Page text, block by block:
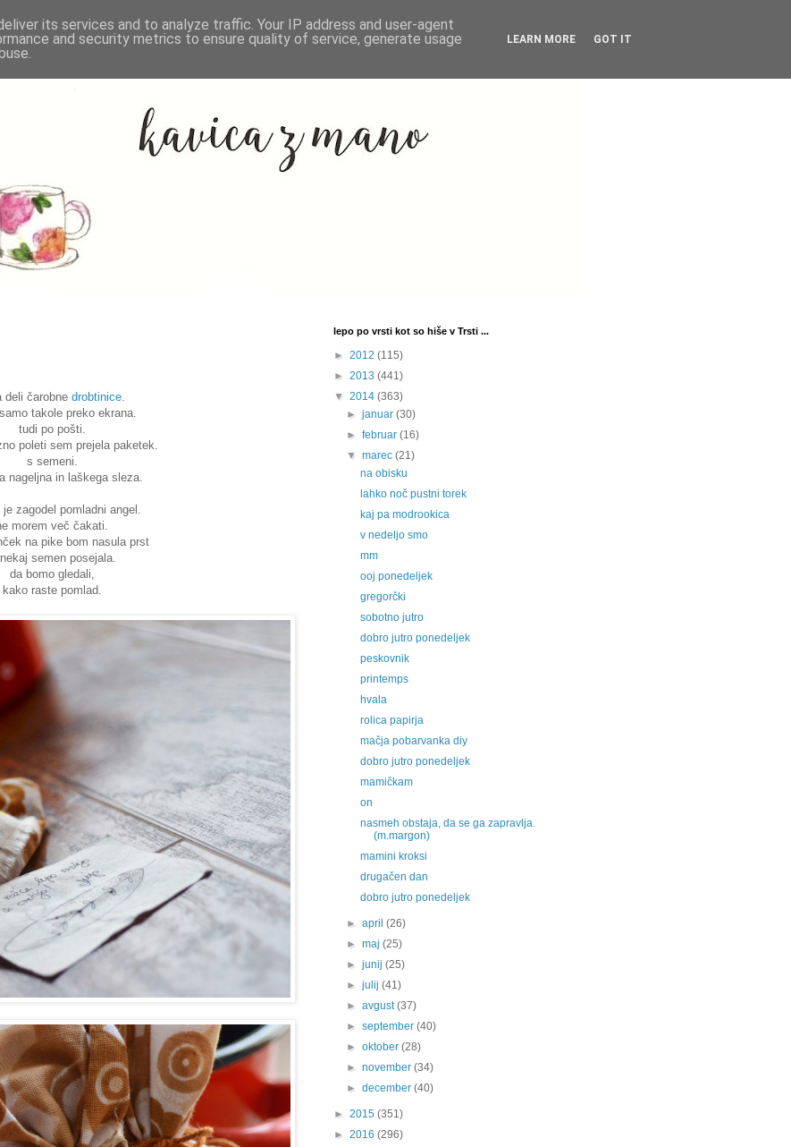
deli čarobne drobtinice
takole preko ekrana.
tudi po pošti.
poleti sem prejela paketek.
s semeni.
nageljna in laškega sleza.
zagodel pomladni angel.
morem več čakati.
na pike bom nasula prst
semen posejala.
da bomo gledali,
kako raste pomlad.
lepo po vrsti kot so hiše v Trsti ...
► 2012 (115)
► 2013 (441)
▼ 2014 (363)
►januar(30)
►februar(16)
▼marec(21)
na obisku
lahko noč pustni torek
kaj pa modrookica
v nedeljo smo
mm
ooj ponedeljek
gregorčki
sobotno jutro
dobro jutro ponedeljek
peskovnik
printemps
hvala
rolica papirja
mačja pobarvanka diy
dobro jutro ponedeljek
mamičkam
on
nasmeh obstaja, da se ga zapravlja.
(m.margon)
mamini kroksi
drugačen dan
dobro jutro ponedeljek
►april(26)
►maj(25)
►junij(25)
►julij(41)
►avgust(37)
►september(40)
►oktober(28)
►november(34)
►december(40)
► 2015 (351)
► 2016 (296)
its services and to analyze traffic. Your IP address and user-agent
and security metrics to ensure quality of service, generate usage
LEARN MORE GOT IT